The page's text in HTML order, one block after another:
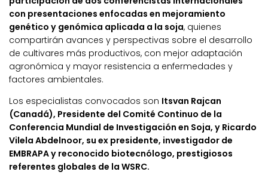
con presentaciones enfocadas en mejoramiento
genético y genómica aplicada a la soja, quienes
compartirán avances y perspectivas sobre el desarrollo
de cultivares más productivos, con mejor adaptación
agronómica y mayor resistencia a enfermedades y
factores ambientales.
Los especialistas convocados son Itsvan Rajcan
(Canadá), Presidente del Comité Continuo de la
Conferencia Mundial de Investigación en Soja, y Ricardo
Vilela Abdelnoor, su ex presidente, investigador de
EMBRAPA y reconocido biotecnólogo, prestigiosos
referentes globales de la WSRC.